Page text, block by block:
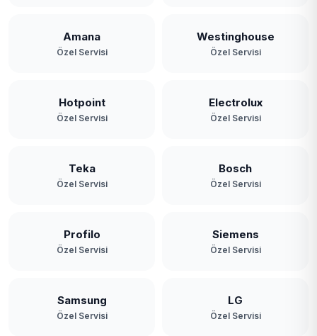
Soğuksu
Yavuz Selim
Zerzavatçı
Amana
Özel Servisi
Westinghouse
Özel Servisi
Hotpoint
Özel Servisi
Electrolux
Özel Servisi
Teka
Özel Servisi
Bosch
Özel Servisi
Profilo
Özel Servisi
Siemens
Özel Servisi
Samsung
Özel Servisi
LG
Özel Servisi